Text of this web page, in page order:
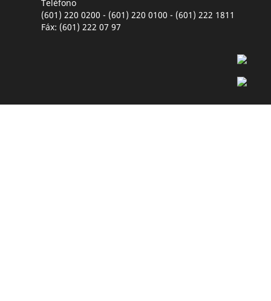
Teléfono
(601) 220 0200 - (601) 220 0100 - (601) 222 1811
Fáx: (601) 222 07 97